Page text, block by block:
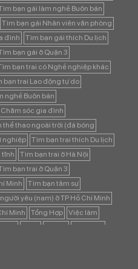
bạn gái làm nghề Buôn bán
Tìm bạn gái Nhân viên văn phòng
đình
Tìm bạn gái thích Du lịch
bạn gái ở Quận 3
bạn trai có Nghề nghiệp khác
bạn trai Lao động tự do
nghề Buôn bán
sóc gia đình
thể thao ngoài trời (đá bóng
nghiệp
Tìm bạn trai thích Du lịch
tĩnh
Tìm bạn trai ở Hà Nội
bạn trai ở Quận 3
Minh
Tìm bạn tâm sự
yêu (nam) ở TP Hồ Chí Minh
Minh
Tổng Hợp
Việc làm